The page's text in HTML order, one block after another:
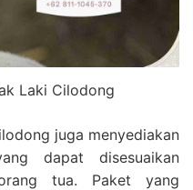
Laki Cilodong
juga menyediakan
dapat disesuaikan
tua. Paket yang